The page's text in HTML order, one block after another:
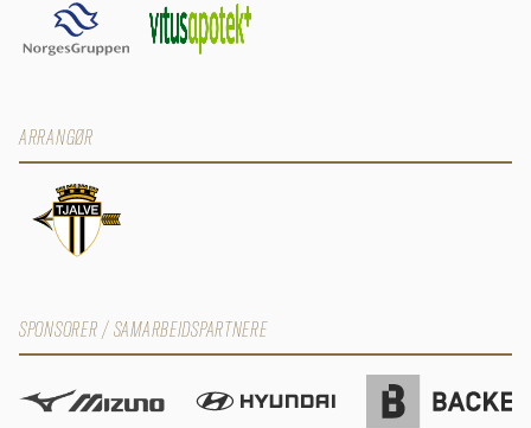
ARRANGØR
SPONSORER / SAMARBEIDSPARTNERE